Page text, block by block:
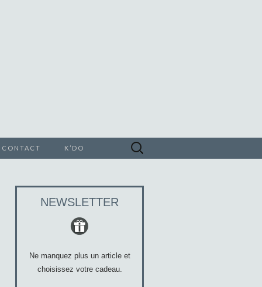
CONTACT K’DO Rechercher :
NEWSLETTER
Ne manquez plus un article et
choisissez votre cadeau.